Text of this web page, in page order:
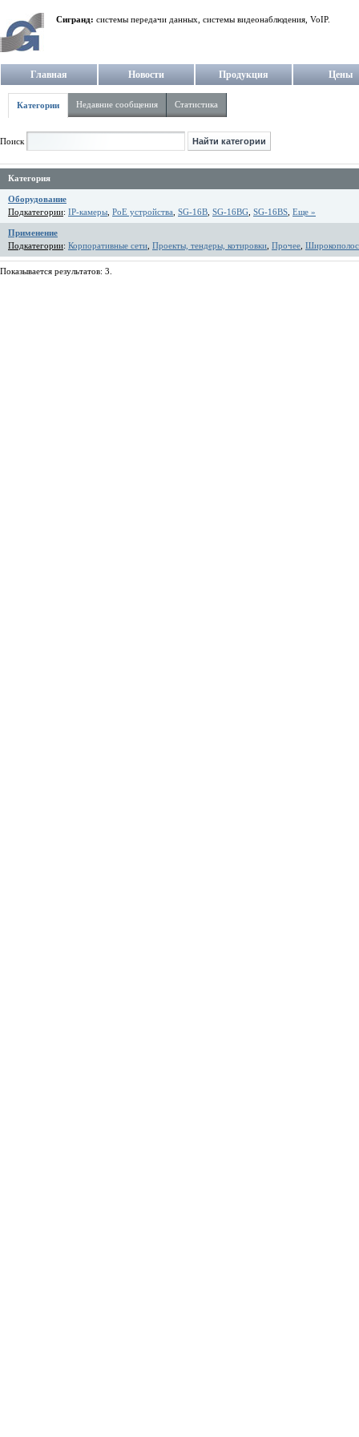
Сигранд: системы передачи данных, системы видеонаблюдения, VoIP.
Главная Новости Продукция Цены
Категории Недавние сообщения Статистика
Поиск
Категория
Оборудование
Подкатегории: IP-камеры PoE устройства SG-16B SG-16BG SG-16BS Еще »
Применение
Подкатегории: Корпоративные сети Проекты, тендеры, котировки Прочее
Показывается результатов: 3.